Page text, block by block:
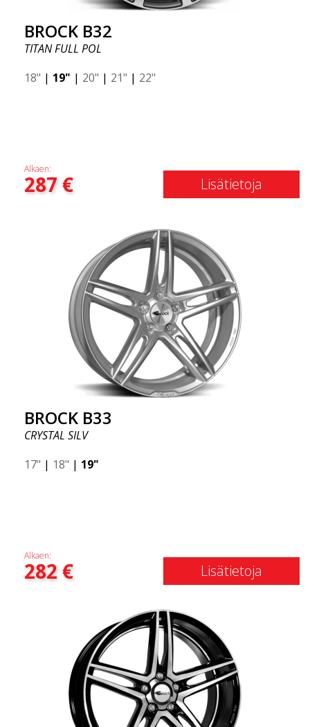
BROCK B32
TITAN FULL POL
18" | 19" | 20" | 21" | 22"
Alkaen:
287€ Lisätietoja
BROCK B33
CRYSTAL SILV
17" | 18" | 19"
Alkaen:
282€ Lisätietoja